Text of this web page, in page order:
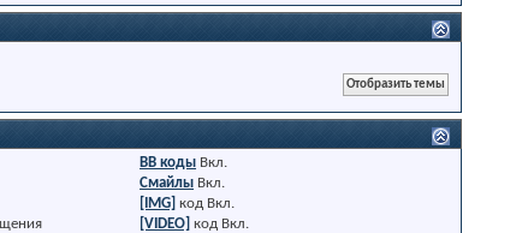
BB коды Вкл.
Смайлы Вкл.
[IMG] код Вкл.
[VIDEO] код Вкл.